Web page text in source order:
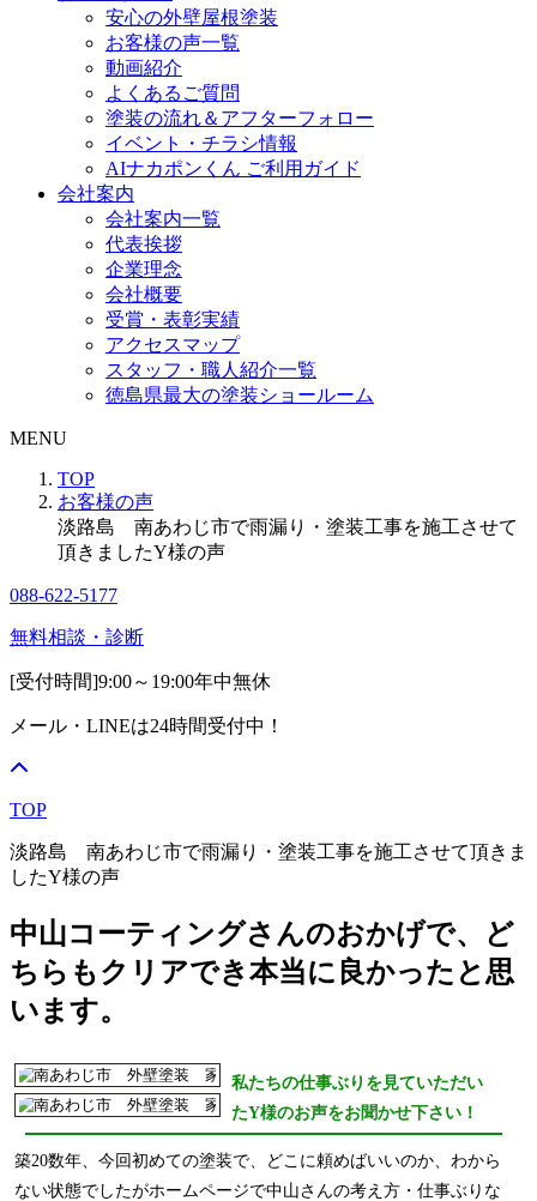
安心の外壁屋根塗装
お客様の声一覧
動画紹介
よくあるご質問
塗装の流れ＆アフターフォロー
イベント・チラシ情報
AIナカポンくん ご利用ガイド
会社案内
会社案内一覧
代表挨拶
企業理念
会社概要
受賞・表彰実績
アクセスマップ
スタッフ・職人紹介一覧
徳島県最大の塗装ショールーム
MENU
TOP
お客様の声
淡路島 南あわじ市で雨漏り・塗装工事を施工させて
頂きましたY様の声
088-622-5177
無料相談・診断
[受付時間]9:00～19:00年中無休
メール・LINEは24時間受付中！
TOP
淡路島 南あわじ市で雨漏り・塗装工事を施工させて頂きま
したY様の声
中山コーティングさんのおかげで、ど
ちらもクリアでき本当に良かったと思
います。
私たちの仕事ぶりを見ていただい
たY様のお声をお聞かせ下さい！
築20数年、今回初めての塗装で、どこに頼めばいいのか、わから
ない状態でしたがホームページで中山さんの考え方・仕事ぶりな